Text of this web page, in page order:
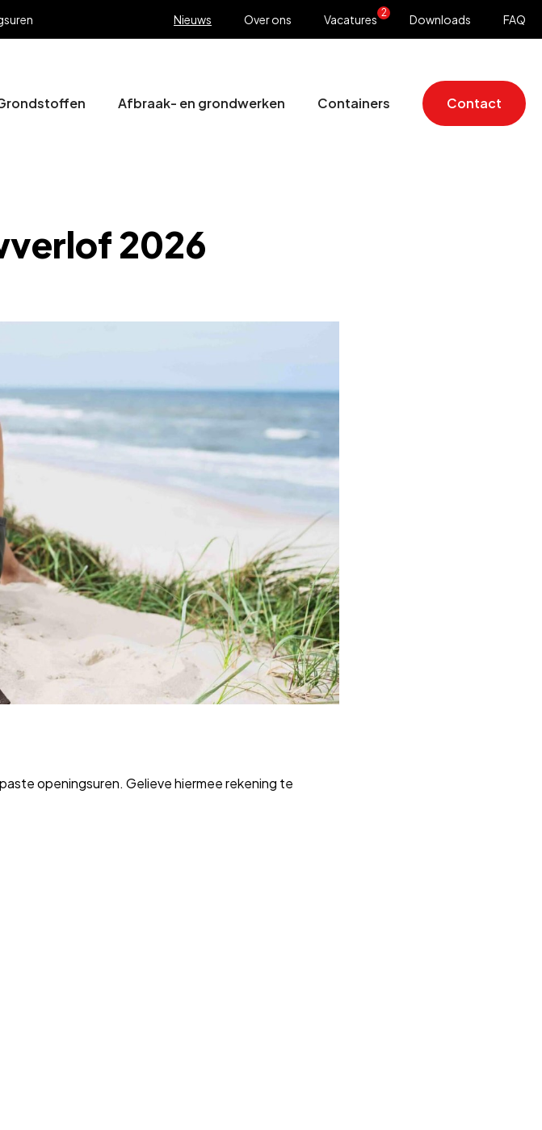
Nieuws Over ons Vacatures 2 Downloads FAQ
Afbraak- en grondwerken Containers Contact
2026
openingsuren. Gelieve hiermee rekening te